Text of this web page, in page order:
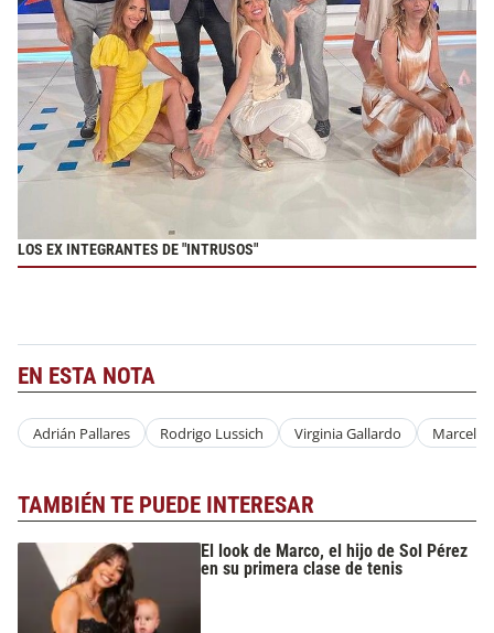
LOS EX INTEGRANTES DE "INTRUSOS"
EN ESTA NOTA
Adrián Pallares Rodrigo Lussich Virginia Gallardo Marcela
TAMBIÉN TE PUEDE INTERESAR
El look de Marco, el hijo de Sol Pérez
en su primera clase de tenis